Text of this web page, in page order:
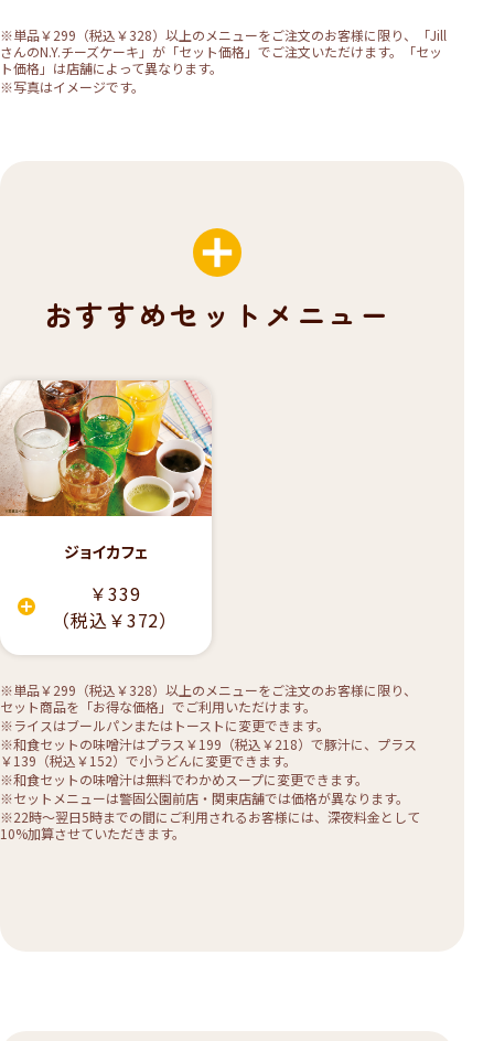
※単品￥299（税込￥328）以上のメニューをご注文のお客様に限り、「Jill
さんのN.Y.チーズケーキ」が「セット価格」でご注文いただけます。「セッ
ト価格」は店舗によって異なります。
※写真はイメージです。
おすすめセットメニュー
ジョイカフェ
￥339
（税込￥372）
※単品￥299（税込￥328）以上のメニューをご注文のお客様に限り、
セット商品を「お得な価格」でご利用いただけます。
※ライスはブールパンまたはトーストに変更できます。
※和食セットの味噌汁はプラス￥199（税込￥218）で豚汁に、プラス
￥139（税込￥152）で小うどんに変更できます。
※和食セットの味噌汁は無料でわかめスープに変更できます。
※セットメニューは警固公園前店・関東店舗では価格が異なります。
※22時〜翌日5時までの間にご利用されるお客様には、深夜料金として
10%加算させていただきます。